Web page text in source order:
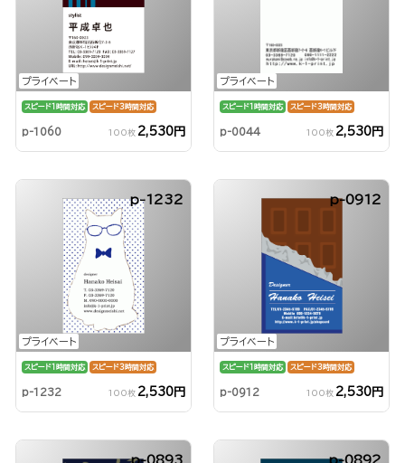
プライベート
スピード1時間対応 スピード3時間対応
p-1060 100枚 2,530円
プライベート
スピード1時間対応 スピード3時間対応
p-0044 100枚 2,530円
プライベート
p-1232
スピード1時間対応 スピード3時間対応
p-1232 100枚 2,530円
プライベート
p-0912
スピード1時間対応 スピード3時間対応
p-0912 100枚 2,530円
p-0893 p-0892